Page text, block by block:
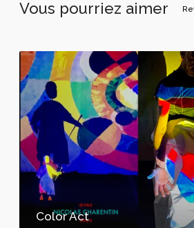
Vous pourriez aimer
C
o
l
o
A
c
t
Color Act